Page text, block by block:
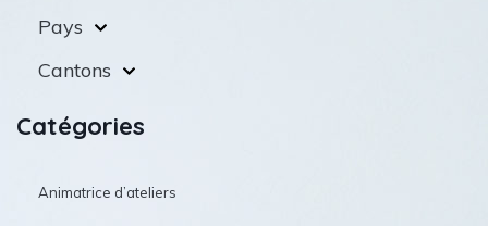
Pays
Cantons
Catégories
Animatrice d’ateliers